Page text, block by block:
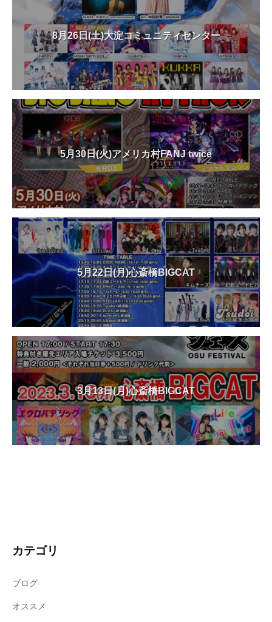
8月26日(土)大淀コミュニティセンター
5月30日(火)アメリカ村FANJ twice
5月22日(月)心斎橋BIGCAT
3月13日(月)心斎橋BIGCAT
カテゴリ
ブログ
オススメ